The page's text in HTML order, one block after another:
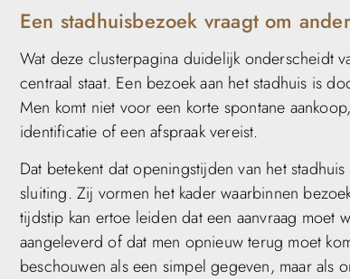
Een stadhuisbezoek vraagt om
Wat deze clusterpagina duidelijk onderscheidt
centraal staat. Een bezoek aan het stadhuis is
Men komt niet voor een korte spontane
identificatie of een afspraak vereist.
Dat betekent dat openingstijden van het
sluiting. Zij vormen het kader waarbinnen
tijdstip kan ertoe leiden dat een aanvraag moet
aangeleverd of dat men opnieuw terug moet
beschouwen als een simpel gegeven, maar